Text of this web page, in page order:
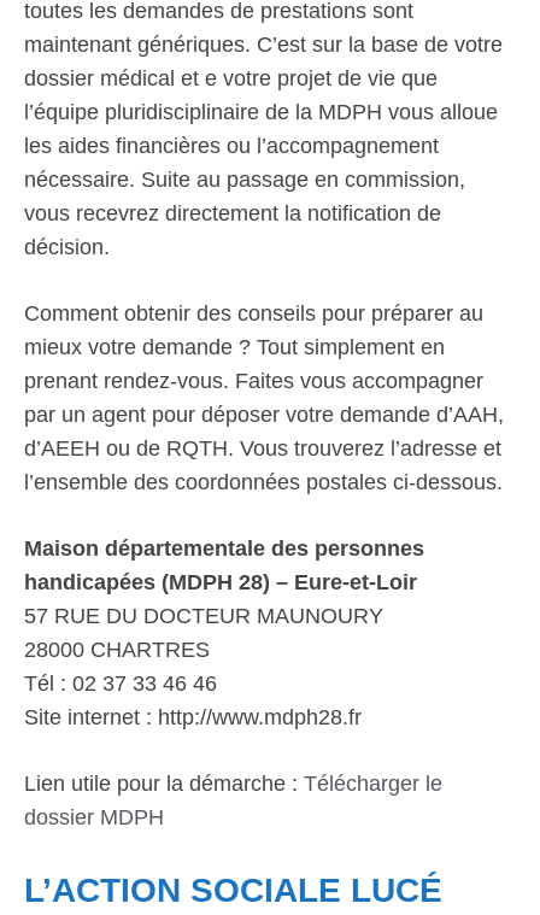
toutes les demandes de prestations sont
maintenant génériques. C’est sur la base de votre
dossier médical et e votre projet de vie que
l’équipe pluridisciplinaire de la MDPH vous alloue
les aides financières ou l’accompagnement
nécessaire. Suite au passage en commission,
vous recevrez directement la notification de
décision.
Comment obtenir des conseils pour préparer au
mieux votre demande ? Tout simplement en
prenant rendez-vous. Faites vous accompagner
par un agent pour déposer votre demande d’AAH,
d’AEEH ou de RQTH. Vous trouverez l’adresse et
l’ensemble des coordonnées postales ci-dessous.
Maison départementale des personnes
handicapées (MDPH 28) – Eure-et-Loir
57 RUE DU DOCTEUR MAUNOURY
28000 CHARTRES
Tél : 02 37 33 46 46
Site internet : http://www.mdph28.fr
Lien utile pour la démarche : Télécharger le
dossier MDPH
L’ACTION SOCIALE LUCÉ